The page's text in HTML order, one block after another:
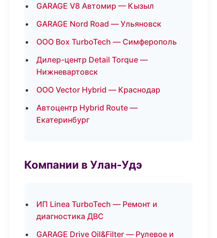
GARAGE V8 Автомир — Кызыл
GARAGE Nord Road — Ульяновск
ООО Box TurboTech — Симферополь
Дилер-центр Detail Torque —
Нижневартовск
ООО Vector Hybrid — Краснодар
Автоцентр Hybrid Route —
Екатеринбург
Компании в Улан-Удэ
ИП Linea TurboTech — Ремонт и
диагностика ДВС
GARAGE Drive Oil&Filter — Рулевое и